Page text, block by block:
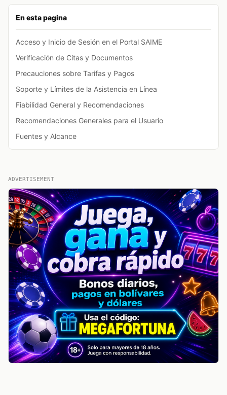
En esta pagina
Acceso y Inicio de Sesión en el Portal SAIME
Verificación de Citas y Documentos
Precauciones sobre Tarifas y Pagos
Soporte y Límites de la Asistencia en Línea
Fiabilidad General y Recomendaciones
Recomendaciones Generales para el Usuario
Fuentes y Alcance
ADVERTISEMENT